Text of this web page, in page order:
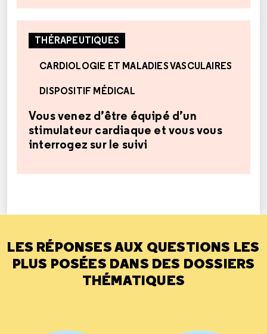
THÉRAPEUTIQUES
CARDIOLOGIE ET MALADIES VASCULAIRES
DISPOSITIF MÉDICAL
Vous venez d’être équipé d’un
stimulateur cardiaque et vous vous
interrogez sur le suivi
LES RÉPONSES AUX QUESTIONS LES
PLUS POSÉES DANS DES DOSSIERS
THÉMATIQUES